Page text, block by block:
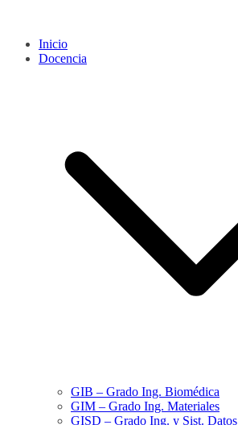
Inicio
Docencia
GIB – Grado Ing. Biomédica
GIM – Grado Ing. Materiales
GISD – Grado Ing. y Sist. Datos